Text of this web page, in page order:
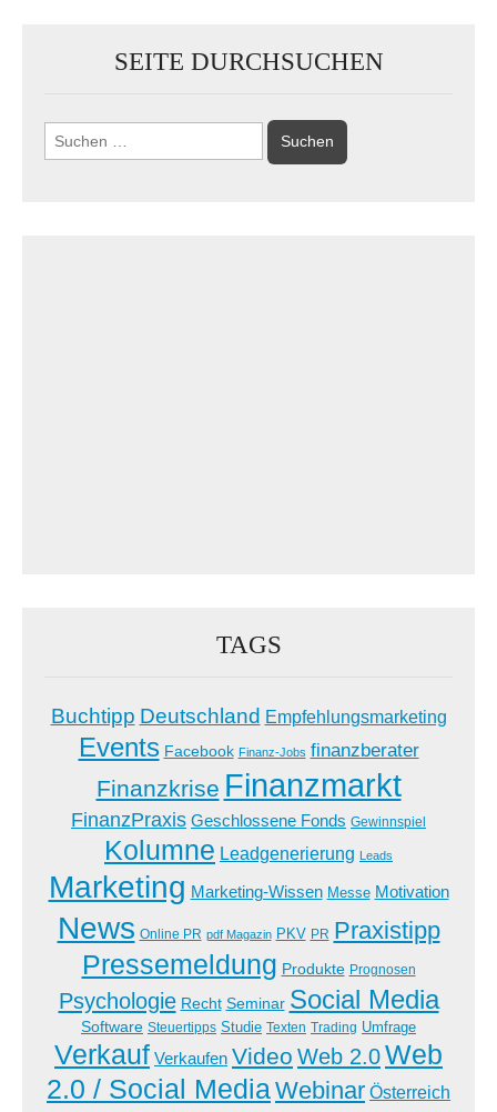
SEITE DURCHSUCHEN
Suchen
nach:
TAGS
Buchtipp Deutschland Empfehlungsmarketing
Events Facebook Finanz-Jobs finanzberater
Finanzkrise Finanzmarkt
FinanzPraxis Geschlossene Fonds Gewinnspiel
Kolumne Leadgenerierung Leads
Marketing Marketing-Wissen Messe Motivation
News Online PR pdf Magazin PKV PR Praxistipp
Pressemeldung Produkte Prognosen
Psychologie Recht Seminar Social Media
Software Steuertipps Studie Texten Trading Umfrage
Verkauf Verkaufen Video Web 2.0Web
2.0 / Social MediaWebinar Österreich